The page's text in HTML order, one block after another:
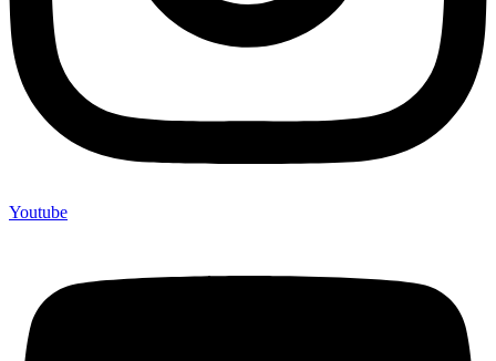
Youtube